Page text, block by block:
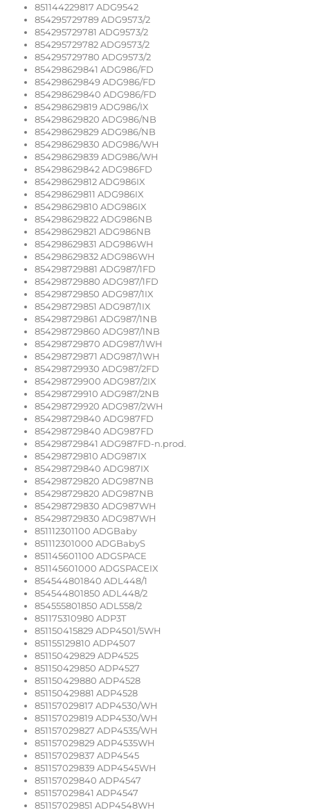
851144229817 ADG9542
854295729789 ADG9573/2
854295729781 ADG9573/2
854295729782 ADG9573/2
854295729780 ADG9573/2
854298629841 ADG986/FD
854298629849 ADG986/FD
854298629840 ADG986/FD
854298629819 ADG986/IX
854298629820 ADG986/NB
854298629829 ADG986/NB
854298629830 ADG986/WH
854298629839 ADG986/WH
854298629842 ADG986FD
854298629812 ADG986IX
854298629811 ADG986IX
854298629810 ADG986IX
854298629822 ADG986NB
854298629821 ADG986NB
854298629831 ADG986WH
854298629832 ADG986WH
854298729881 ADG987/1FD
854298729880 ADG987/1FD
854298729850 ADG987/1IX
854298729851 ADG987/1IX
854298729861 ADG987/1NB
854298729860 ADG987/1NB
854298729870 ADG987/1WH
854298729871 ADG987/1WH
854298729930 ADG987/2FD
854298729900 ADG987/2IX
854298729910 ADG987/2NB
854298729920 ADG987/2WH
854298729840 ADG987FD
854298729840 ADG987FD
854298729841 ADG987FD-n.prod.
854298729810 ADG987IX
854298729840 ADG987IX
854298729820 ADG987NB
854298729820 ADG987NB
854298729830 ADG987WH
854298729830 ADG987WH
851112301100 ADGBaby
851112301000 ADGBabyS
851145601100 ADGSPACE
851145601000 ADGSPACEIX
854544801840 ADL448/1
854544801850 ADL448/2
854555801850 ADL558/2
851175310980 ADP3T
851150415829 ADP4501/5WH
851155129810 ADP4507
851150429829 ADP4525
851150429850 ADP4527
851150429880 ADP4528
851150429881 ADP4528
851157029817 ADP4530/WH
851157029819 ADP4530/WH
851157029827 ADP4535/WH
851157029829 ADP4535WH
851157029837 ADP4545
851157029839 ADP4545WH
851157029840 ADP4547
851157029841 ADP4547
851157029851 ADP4548WH